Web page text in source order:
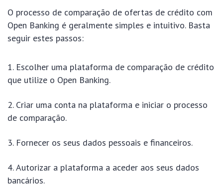
O processo de comparação de ofertas de crédito com
Open Banking é geralmente simples e intuitivo. Basta
seguir estes passos:
Escolher uma plataforma de comparação de crédito
que utilize o Open Banking.
Criar uma conta na plataforma e iniciar o processo
de comparação.
Fornecer os seus dados pessoais e financeiros.
Autorizar a plataforma a aceder aos seus dados
bancários.